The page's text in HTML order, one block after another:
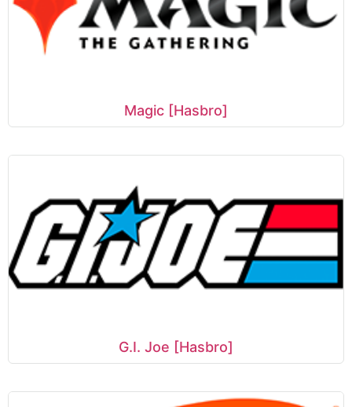
Magic [Hasbro]
G.I. Joe [Hasbro]